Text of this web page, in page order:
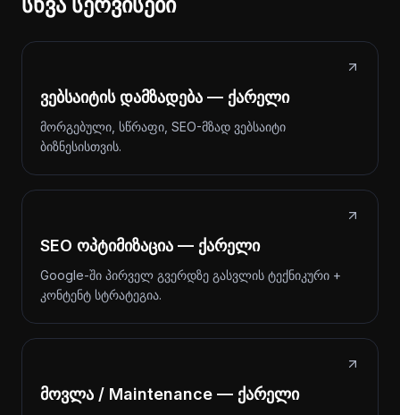
ვებსაიტის დამზადება — ქარელი
მორგებული, სწრაფი, SEO-მზად ვებსაიტი
ბიზნესისთვის.
SEO ოპტიმიზაცია — ქარელი
Google-ში პირველ გვერდზე გასვლის ტექნიკური +
კონტენტ სტრატეგია.
მოვლა / Maintenance — ქარელი